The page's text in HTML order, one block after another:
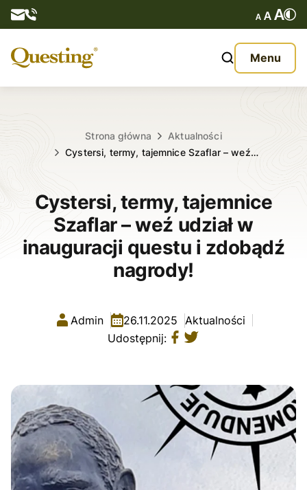
Menu
O nas
Kontakt
Strona główna
Aktualności
Cystersi, termy, tajemnice Szaflar – weź…
Cystersi, termy, tajemnice
Szaflar – weź udział w
inauguracji questu i zdobądź
nagrody!
Admin 26.11.2025 Aktualności
Udostępnij: